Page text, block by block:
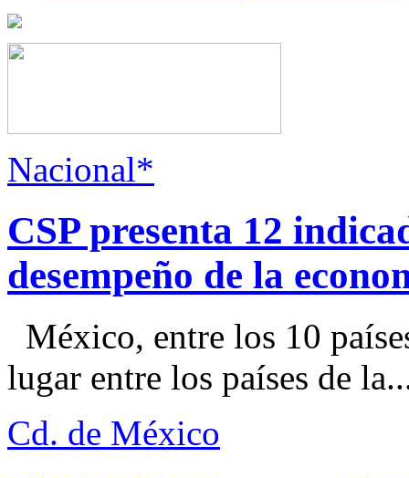
Nacional*
CSP presenta 12
desempeño de la
México, entre los 10
lugar entre los países de
Cd. de México